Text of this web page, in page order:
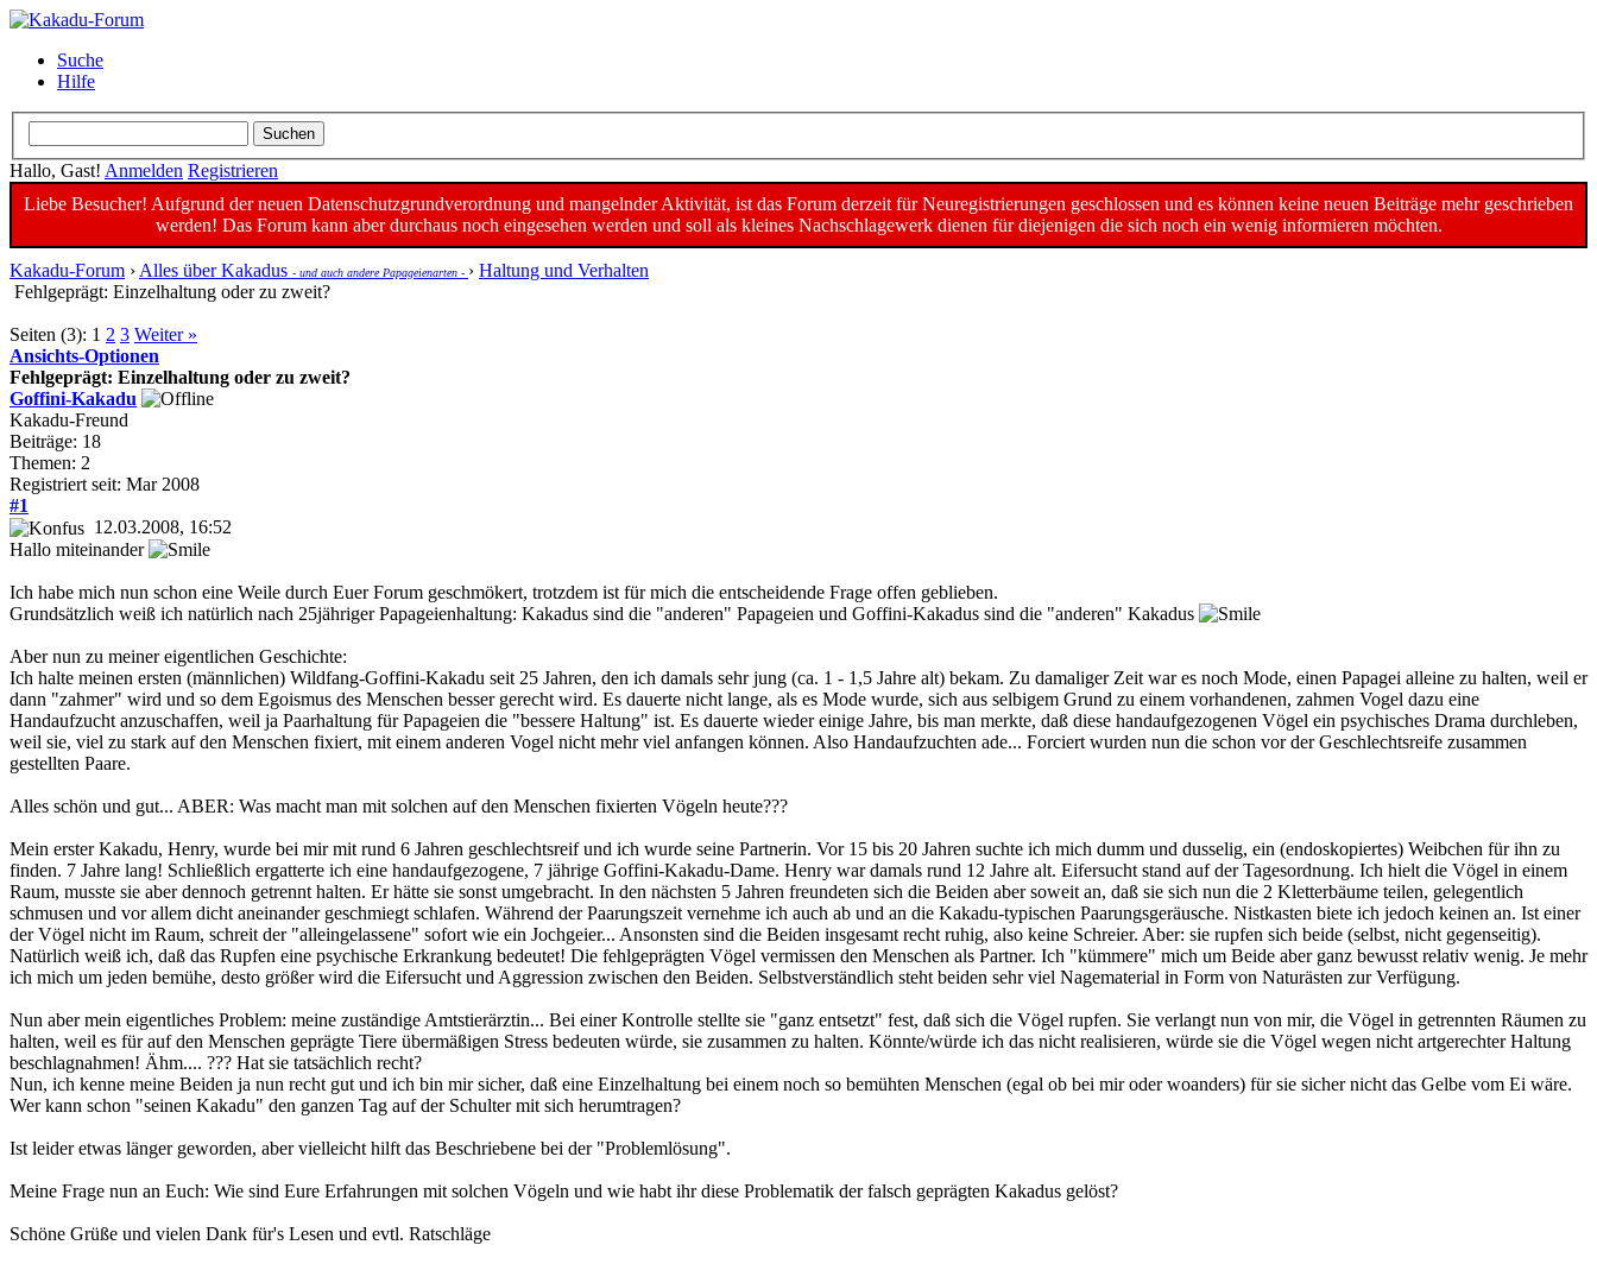
Suche
Hilfe
Hallo, Gast! Anmelden Registrieren
Liebe Besucher! Aufgrund der neuen Datenschutzgrundverordnung und mangelnder Aktivität, ist das Forum derzeit für Neuregistrierungen geschlossen und es können keine neuen Beiträge mehr geschrieben
werden! Das Forum kann aber durchaus noch eingesehen werden und soll als kleines Nachschlagewerk dienen für diejenigen die sich noch ein wenig informieren möchten.
Kakadu-Forum › Alles über Kakadus - und auch andere Papageienarten - › Haltung und Verhalten
Fehlgeprägt: Einzelhaltung oder zu zweit?
Seiten (3): 1 2 3 Weiter »
Ansichts-Optionen
Fehlgeprägt: Einzelhaltung oder zu zweit?
Goffini-Kakadu
Kakadu-Freund
Beiträge: 18
Themen: 2
Registriert seit: Mar 2008
#1
12.03.2008, 16:52
Hallo miteinander
Ich habe mich nun schon eine Weile durch Euer Forum geschmökert, trotzdem ist für mich die entscheidende Frage offen geblieben.
Grundsätzlich weiß ich natürlich nach 25jähriger Papageienhaltung: Kakadus sind die "anderen" Papageien und Goffini-Kakadus sind die "anderen" Kakadus
Aber nun zu meiner eigentlichen Geschichte:
Ich halte meinen ersten (männlichen) Wildfang-Goffini-Kakadu seit 25 Jahren, den ich damals sehr jung (ca. 1 - 1,5 Jahre alt) bekam. Zu damaliger Zeit war es noch Mode, einen Papagei alleine zu halten, weil er
dann "zahmer" wird und so dem Egoismus des Menschen besser gerecht wird. Es dauerte nicht lange, als es Mode wurde, sich aus selbigem Grund zu einem vorhandenen, zahmen Vogel dazu eine
Handaufzucht anzuschaffen, weil ja Paarhaltung für Papageien die "bessere Haltung" ist. Es dauerte wieder einige Jahre, bis man merkte, daß diese handaufgezogenen Vögel ein psychisches Drama durchleben,
weil sie, viel zu stark auf den Menschen fixiert, mit einem anderen Vogel nicht mehr viel anfangen können. Also Handaufzuchten ade... Forciert wurden nun die schon vor der Geschlechtsreife zusammen
gestellten Paare.
Alles schön und gut... ABER: Was macht man mit solchen auf den Menschen fixierten Vögeln heute???
Mein erster Kakadu, Henry, wurde bei mir mit rund 6 Jahren geschlechtsreif und ich wurde seine Partnerin. Vor 15 bis 20 Jahren suchte ich mich dumm und dusselig, ein (endoskopiertes) Weibchen für ihn zu
finden. 7 Jahre lang! Schließlich ergatterte ich eine handaufgezogene, 7 jährige Goffini-Kakadu-Dame. Henry war damals rund 12 Jahre alt. Eifersucht stand auf der Tagesordnung. Ich hielt die Vögel in einem
Raum, musste sie aber dennoch getrennt halten. Er hätte sie sonst umgebracht. In den nächsten 5 Jahren freundeten sich die Beiden aber soweit an, daß sie sich nun die 2 Kletterbäume teilen, gelegentlich
schmusen und vor allem dicht aneinander geschmiegt schlafen. Während der Paarungszeit vernehme ich auch ab und an die Kakadu-typischen Paarungsgeräusche. Nistkasten biete ich jedoch keinen an. Ist einer
der Vögel nicht im Raum, schreit der "alleingelassene" sofort wie ein Jochgeier... Ansonsten sind die Beiden insgesamt recht ruhig, also keine Schreier. Aber: sie rupfen sich beide (selbst, nicht gegenseitig).
Natürlich weiß ich, daß das Rupfen eine psychische Erkrankung bedeutet! Die fehlgeprägten Vögel vermissen den Menschen als Partner. Ich "kümmere" mich um Beide aber ganz bewusst relativ wenig. Je mehr
ich mich um jeden bemühe, desto größer wird die Eifersucht und Aggression zwischen den Beiden. Selbstverständlich steht beiden sehr viel Nagematerial in Form von Naturästen zur Verfügung.
Nun aber mein eigentliches Problem: meine zuständige Amtstierärztin... Bei einer Kontrolle stellte sie "ganz entsetzt" fest, daß sich die Vögel rupfen. Sie verlangt nun von mir, die Vögel in getrennten Räumen zu
halten, weil es für auf den Menschen geprägte Tiere übermäßigen Stress bedeuten würde, sie zusammen zu halten. Könnte/würde ich das nicht realisieren, würde sie die Vögel wegen nicht artgerechter Haltung
beschlagnahmen! Ähm.... ??? Hat sie tatsächlich recht?
Nun, ich kenne meine Beiden ja nun recht gut und ich bin mir sicher, daß eine Einzelhaltung bei einem noch so bemühten Menschen (egal ob bei mir oder woanders) für sie sicher nicht das Gelbe vom Ei wäre.
Wer kann schon "seinen Kakadu" den ganzen Tag auf der Schulter mit sich herumtragen?
Ist leider etwas länger geworden, aber vielleicht hilft das Beschriebene bei der "Problemlösung".
Meine Frage nun an Euch: Wie sind Eure Erfahrungen mit solchen Vögeln und wie habt ihr diese Problematik der falsch geprägten Kakadus gelöst?
Schöne Grüße und vielen Dank für's Lesen und evtl. Ratschläge